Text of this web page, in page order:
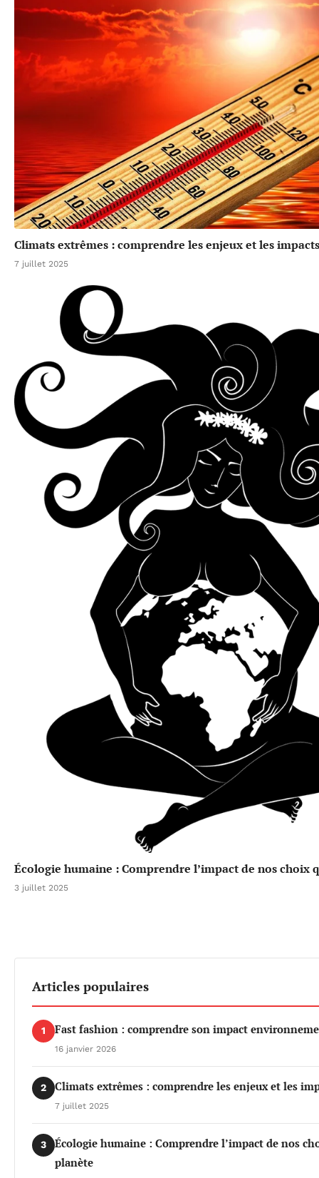
Climats extrêmes : comprendre les enjeux et les
7 juillet 2025
Écologie humaine : Comprendre l’impact de nos choix
3 juillet 2025
Articles populaires
1 Fast fashion : comprendre son impact
16 janvier 2026
2 Climats extrêmes : comprendre les enjeux et les
7 juillet 2025
3
Écologie humaine : Comprendre l’impact de nos
planète